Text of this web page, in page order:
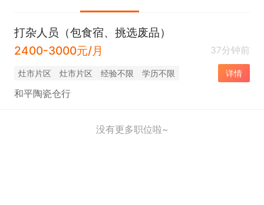
打杂人员（包食宿、挑选废品）
2400-3000元/月
37分钟前
灶市片区 灶市片区 经验不限 学历不限 详情
和平陶瓷仓行
没有更多职位啦~